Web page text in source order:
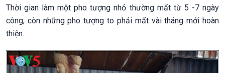
Thời gian làm một pho tượng nhỏ thường mất từ 5 -7 ngày
công, còn những pho tượng to phải mất vài tháng mới hoàn
thiện.